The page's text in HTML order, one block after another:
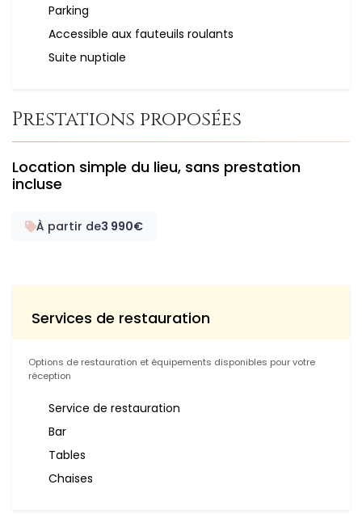
Parking
Accessible aux fauteuils roulants
Suite nuptiale
Prestations proposées
Location simple du lieu, sans prestation
incluse
À partir de3 990€
Services de restauration
Options de restauration et équipements disponibles pour votre
réception
Service de restauration
Bar
Tables
Chaises